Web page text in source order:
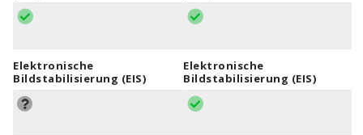
Elektronische
Bildstabilisierung (EIS)
Elektronische
Bildstabilisierung (EIS)